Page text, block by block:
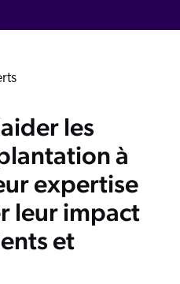
les
à
expertise
leur impact
et